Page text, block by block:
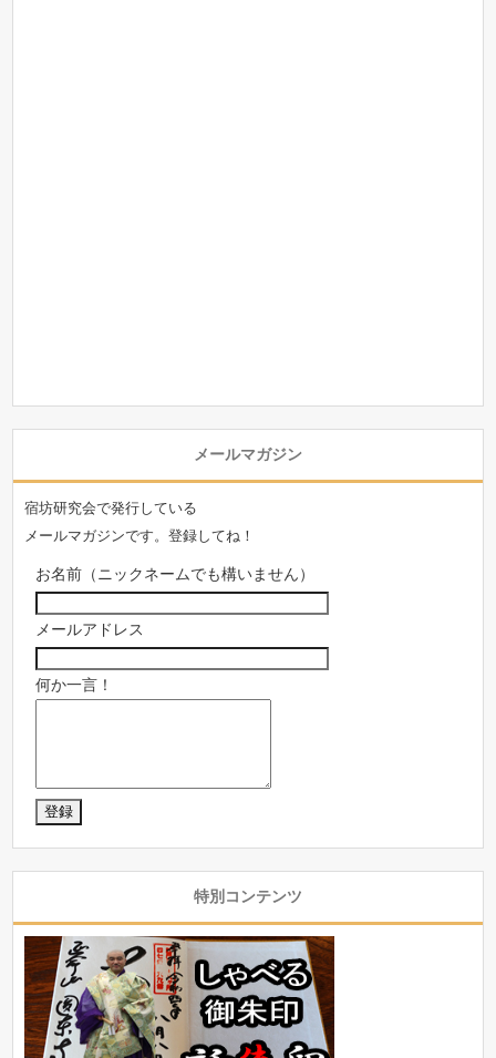
メールマガジン
宿坊研究会で発行している
メールマガジンです。登録してね！
お名前（ニックネームでも構いません）
メールアドレス
何か一言！
特別コンテンツ